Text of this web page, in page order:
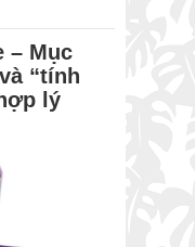
– Mục
“tính
lý